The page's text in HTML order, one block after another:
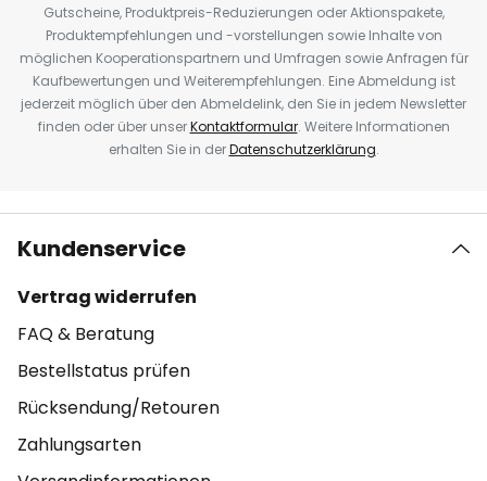
Gutscheine, Produktpreis-Reduzierungen oder Aktionspakete,
Produktempfehlungen und -vorstellungen sowie Inhalte von
möglichen Kooperationspartnern und Umfragen sowie Anfragen für
Kaufbewertungen und Weiterempfehlungen. Eine Abmeldung ist
jederzeit möglich über den Abmeldelink, den Sie in jedem Newsletter
finden oder über unserKontaktformular. Weitere Informationen
erhalten Sie in derDatenschutzerklärung.
Kundenservice
Vertrag widerrufen
FAQ & Beratung
Bestellstatus prüfen
Rücksendung/Retouren
Zahlungsarten